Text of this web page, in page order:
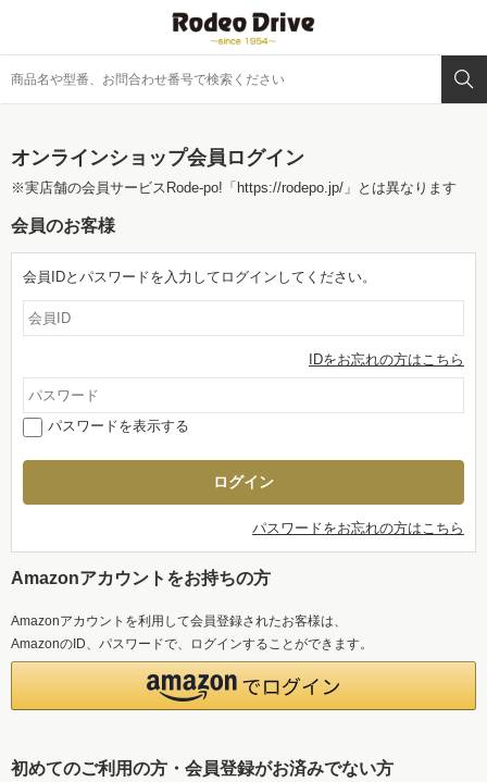
オンラインショップ会員ログイン
※実店舗の会員サービスRode-po! 「https://rodepo.jp/」 とは異なります
会員のお客様
会員IDとパスワードを入力してログインしてください。
IDをお忘れの方はこちら
パスワードを表示する
パスワードをお忘れの方はこちら
Amazonアカウントをお持ちの方
Amazonアカウントを利用して会員登録されたお客様は、
AmazonのID、パスワードで、ログインすることができます。
初めてのご利用の方・会員登録がお済みでない方